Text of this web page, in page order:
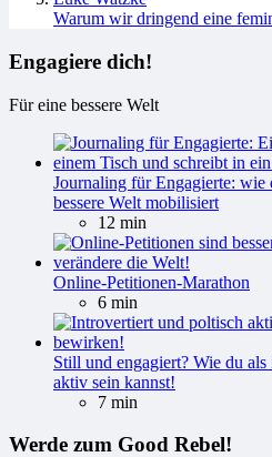
Warum wir dringend eine
Engagiere dich!
Für eine bessere Welt
Journaling für Engagierte:
bessere Welt mobilisiert
12 min
Online-Petitionen-Marathon
6 min
Still und engagiert? Wie du
aktiv sein kannst!
7 min
Werde zum Good Rebel!